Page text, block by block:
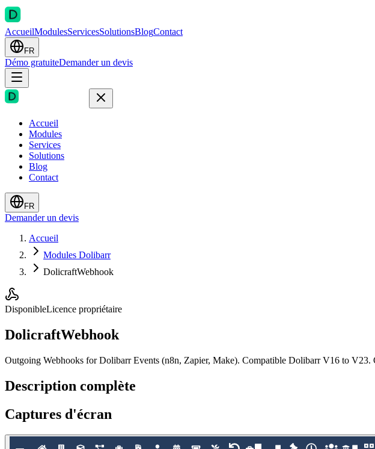
AccueilModulesServicesSolutionsBlogContact
FR
Démo gratuiteDemander un devis
Accueil
Modules
Services
Solutions
Blog
Contact
FR
Demander un devis
Accueil
Modules Dolibarr
DolicraftWebhook
DisponibleLicence propriétaire
DolicraftWebhook
Outgoing Webhooks for Dolibarr Events (n8n, Zapier, Make). Compatible Dolibarr V16 to
Description complète
Captures d'écran